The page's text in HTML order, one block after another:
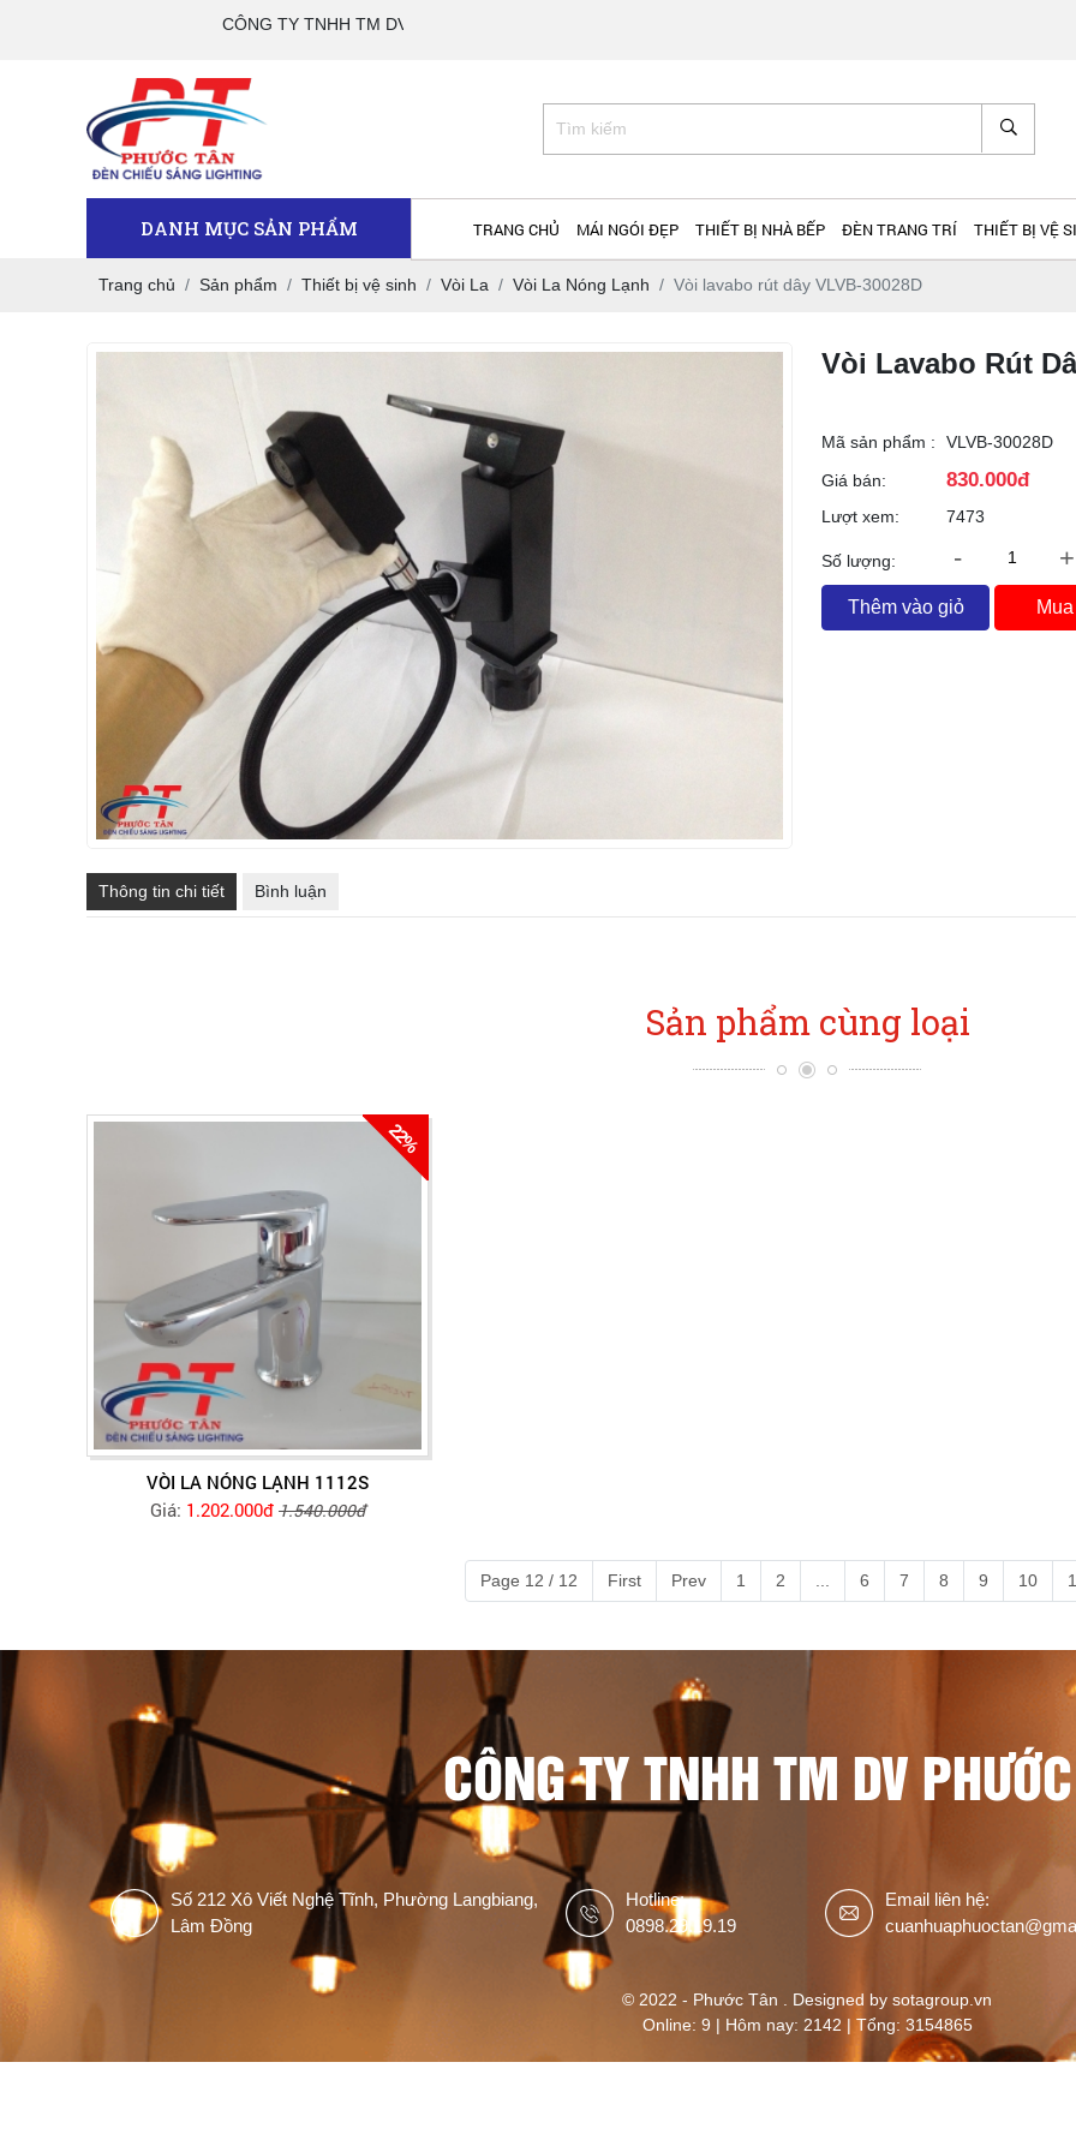
CÔNG TY TNHH TM DV PHƯỚC TÂN
DANH MỤC SẢN PHẨM TRANG CHỦ MÁI NGÓI ĐẸP THIẾT BỊ NHÀ BẾP ĐÈN TRANG TRÍ THIẾT BỊ VỆ
Trang chủ Sản phẩm Thiết bị vệ sinh Vòi La Vòi La Nóng Lạnh Vòi lavabo rút dây VLVB-30028D
Vòi Lavabo Rút
Mã sản phẩm :
VLVB-30028D
Giá bán:
830.000đ
Lượt xem: 7473
Số lượng: - +
Thêm vào giỏ
Thông tin chi tiết Bình luận
Sản phẩm cùng loại
22%
VÒI LA NÓNG LẠNH 1112S
Giá: 1.202.000đ 1.540.000đ
Page 12 / 12 First Prev 1 2 ... 6 7 8 9 10
CÔNG TY TNHH TM DV
Số 212 Xô Viết Nghệ Tĩnh, Phường Langbiang,
Lâm Đồng
Hotline:
0898.29.19.19
Email liên hệ:
© 2022 - Phước Tân . Designed by sotagroup.vn
Online: 9 | Hôm nay: 2142 | Tổng: 3154865